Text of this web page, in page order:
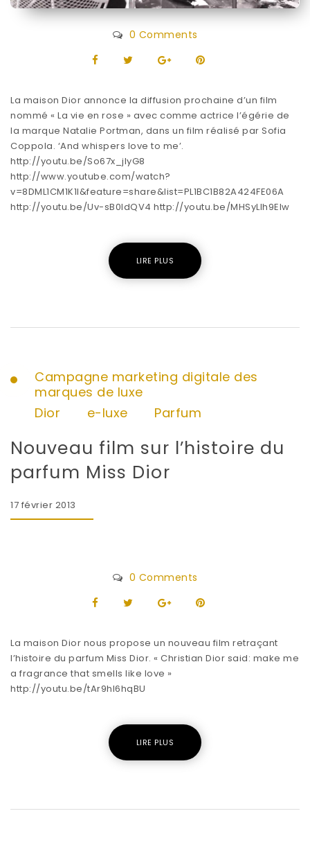
0 Comments
La maison Dior annonce la diffusion prochaine d’un film
nommé « La vie en rose » avec comme actrice l’égérie de
la marque Natalie Portman, dans un film réalisé par Sofia
Coppola. ‘And whispers love to me’.
http://youtu.be/So67x_jlyG8
http://www.youtube.com/watch?
v=8DML1CM1K1I&feature=share&list=PL1BC1B82A424FE06A
http://youtu.be/Uv-sB0ldQV4 http://youtu.be/MHSyLlh9EIw
LIRE PLUS
Campagne marketing digitale des
marques de luxe
Dior
e-luxe Parfum
Nouveau film sur l’histoire du
parfum Miss Dior
17 février 2013
0 Comments
La maison Dior nous propose un nouveau film retraçant
l’histoire du parfum Miss Dior. « Christian Dior said: make me
a fragrance that smells like love »
http://youtu.be/tAr9hl6hqBU
LIRE PLUS